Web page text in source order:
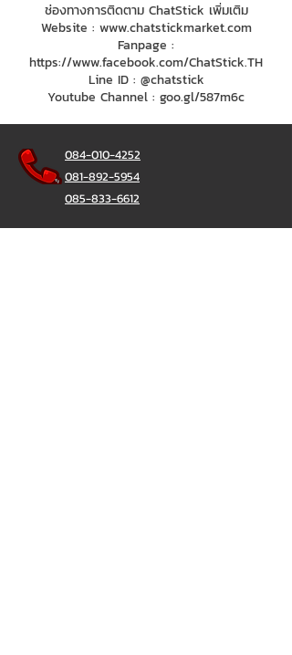
ช่องทางการติดตาม ChatStick เพิ่มเติม
Website : www.chatstickmarket.com
Fanpage :
https://www.facebook.com/ChatStick.TH
Line ID : @chatstick
Youtube Channel : goo.gl/587m6c
084-010-4252
081-892-5954
085-833-6612